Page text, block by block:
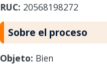
RUC: 20568198272
Sobre el proceso
Objeto: Bien